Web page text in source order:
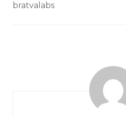
bratvalabs